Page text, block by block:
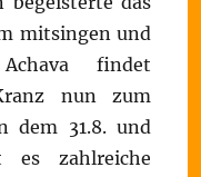
mitsingen und
findet
nun zum
dem 31.8. und
es zahlreiche